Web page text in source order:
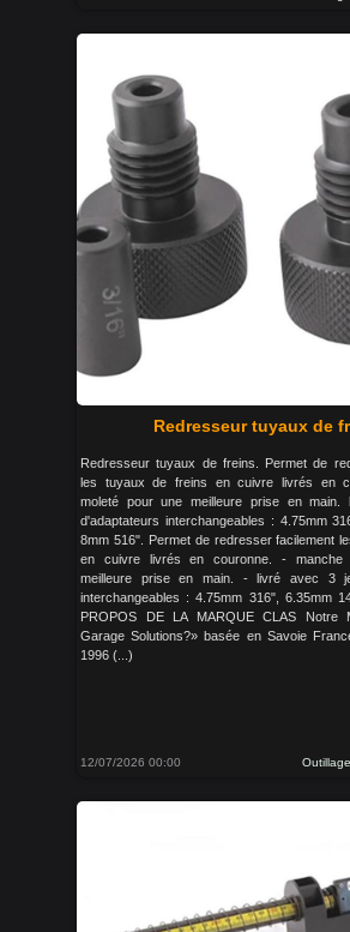
Redresseur tuyaux de
Redresseur tuyaux de freins. Permet de
les tuyaux de freins en cuivre livrés en
moleté pour une meilleure prise en
d'adaptateurs interchangeables : 4.75mm
8mm 516". Permet de redresser facilement
en cuivre livrés en couronne. - manche
meilleure prise en main. - livré avec 3
interchangeables : 4.75mm 316", 6.35mm
PROPOS DE LA MARQUE CLAS Notre
Garage Solutions?» basée en Savoie
1996 (...)
12/07/2026 00:00